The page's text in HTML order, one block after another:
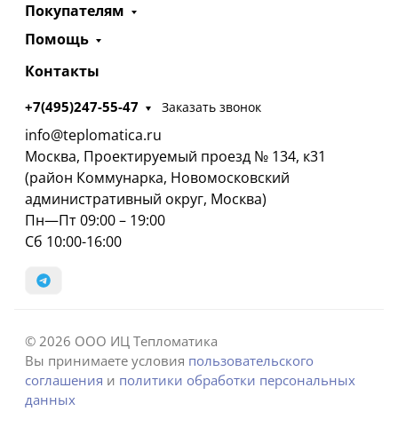
Покупателям
Помощь
Контакты
+7(495)247-55-47 Заказать звонок
info@teplomatica.ru
Москва, Проектируемый проезд № 134, к31
(район Коммунарка, Новомосковский
административный округ, Москва)
Пн—Пт 09:00 – 19:00
Сб 10:00-16:00
© 2026 ООО ИЦ Тепломатика
Вы принимаете условия пользовательского
соглашения и политики обработки персональных
данных